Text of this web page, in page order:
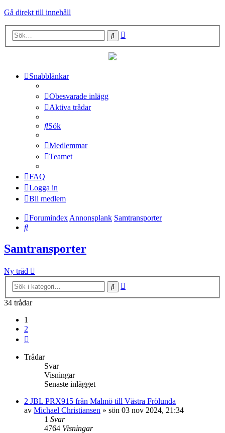
Gå direkt till innehåll
Sök
Snabblänkar
Obesvarade inlägg
Aktiva trådar
Sök
Medlemmar
Teamet
FAQ
Logga in
Bli medlem
Forumindex Annonsplank Samtransporter
Sök
Samtransporter
Ny tråd
Sök
34 trådar
1
2
Trådar
Svar
Visningar
Senaste inlägget
2 JBL PRX915 från Malmö till Västra Frölunda
av Michael Christiansen » sön 03 nov 2024, 21:34
1 Svar
4764 Visningar